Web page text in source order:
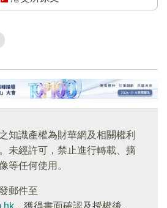
知識產權為財華網及相關權利
未經許可，禁止進行轉載、摘
等任何使用。
郵件至
，獲得書面確認及授權後，